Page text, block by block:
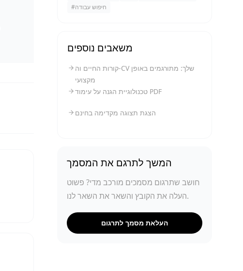
#חיפוש עבודה
משאבים נוספים
קורות החיים וה-CV שלך: מתורגמים באופן
מקצועי
טכנולוגיית הגנה על עימוד PDF
הצגת תצוגה מקדימה בחינם
המשך לתרגם את המסמך
חושב שתרגום מסמכים מורכב מדי? פשוט
העלה את הקובץ והשאר את השאר לנו.
העלאת מסמך לתרגום